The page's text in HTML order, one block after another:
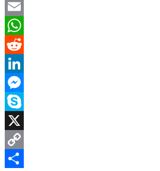
Facebook
Email
WhatsApp
Reddit
LinkedIn
Messenger
Skype
X
Copy